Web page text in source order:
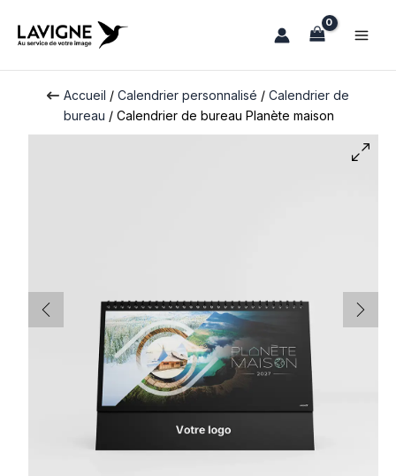
Accueil / Calendrier personnalisé / Calendrier de
bureau / Calendrier de bureau Planète maison